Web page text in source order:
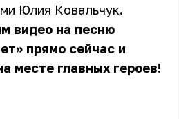
Юлия Ковальчук.
видео на песню
прямо сейчас и
месте главных героев!